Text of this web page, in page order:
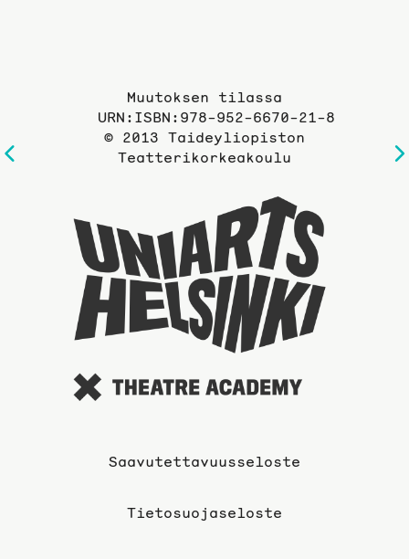
Muutoksen tilassa
URN:ISBN:978-952-6670-21-8
© 2013 Taideyliopiston
Teatterikorkeakoulu
Saavutettavuusseloste
Tietosuojaseloste